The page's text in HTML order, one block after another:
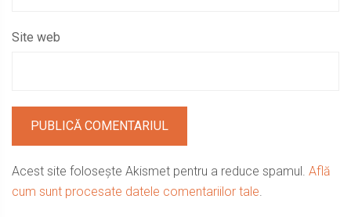
Site web
Acest site folosește Akismet pentru a reduce spamul. Află
cum sunt procesate datele comentariilor tale.